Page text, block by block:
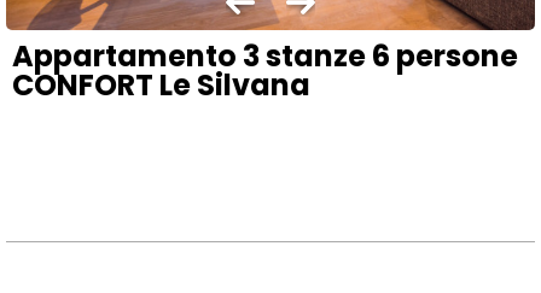
Appartamento 3 stanze 6 persone
CONFORT Le Silvana